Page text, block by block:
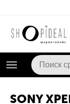
SONY